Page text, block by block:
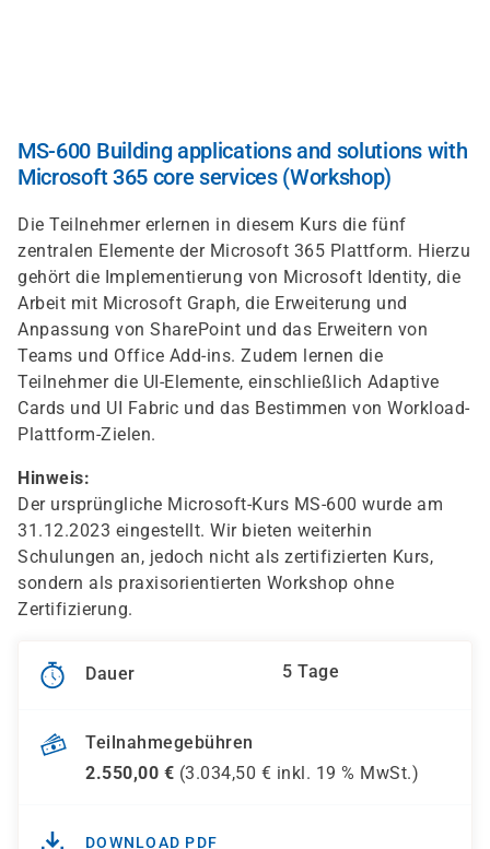
MS-600 Building applications and solutions with
Microsoft 365 core services (Workshop)
Die Teilnehmer erlernen in diesem Kurs die fünf
zentralen Elemente der Microsoft 365 Plattform. Hierzu
gehört die Implementierung von Microsoft Identity, die
Arbeit mit Microsoft Graph, die Erweiterung und
Anpassung von SharePoint und das Erweitern von
Teams und Office Add-ins. Zudem lernen die
Teilnehmer die UI-Elemente, einschließlich Adaptive
Cards und UI Fabric und das Bestimmen von Workload-
Plattform-Zielen.
Hinweis:
Der ursprüngliche Microsoft-Kurs MS-600 wurde am
31.12.2023 eingestellt. Wir bieten weiterhin
Schulungen an, jedoch nicht als zertifizierten Kurs,
sondern als praxisorientierten Workshop ohne
Zertifizierung.
Dauer 5 Tage
Teilnahmegebühren
2.550,00 € (3.034,50 € inkl. 19 % MwSt.)
DOWNLOAD PDF